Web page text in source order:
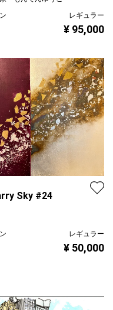
レギュラー
¥ 95,000
Sky #24
レギュラー
¥ 50,000